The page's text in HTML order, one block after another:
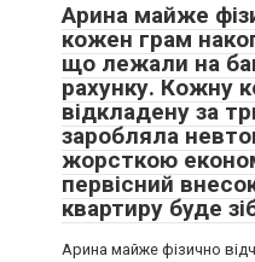
Арина майже
кожен грам
що лежали на
рахунку. Кожну
відкладену за
заробляла
жорсткою
первісний
квартиру буде
Арина майже фізично